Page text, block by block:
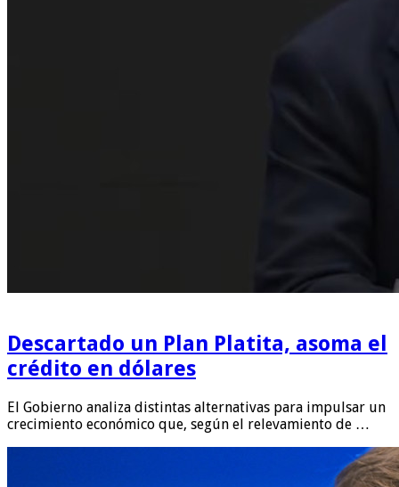
Descartado un Plan Platita, asoma el
crédito en dólares
El Gobierno analiza distintas alternativas para impulsar un
crecimiento económico que, según el relevamiento de …